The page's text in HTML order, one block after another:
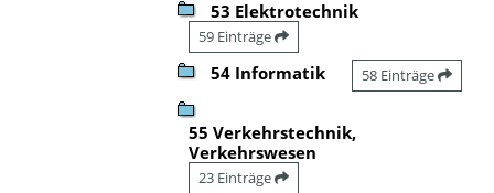
53 Elektrotechnik
59 Einträge
54 Informatik 58 Einträge
55 Verkehrstechnik,
Verkehrswesen
23 Einträge